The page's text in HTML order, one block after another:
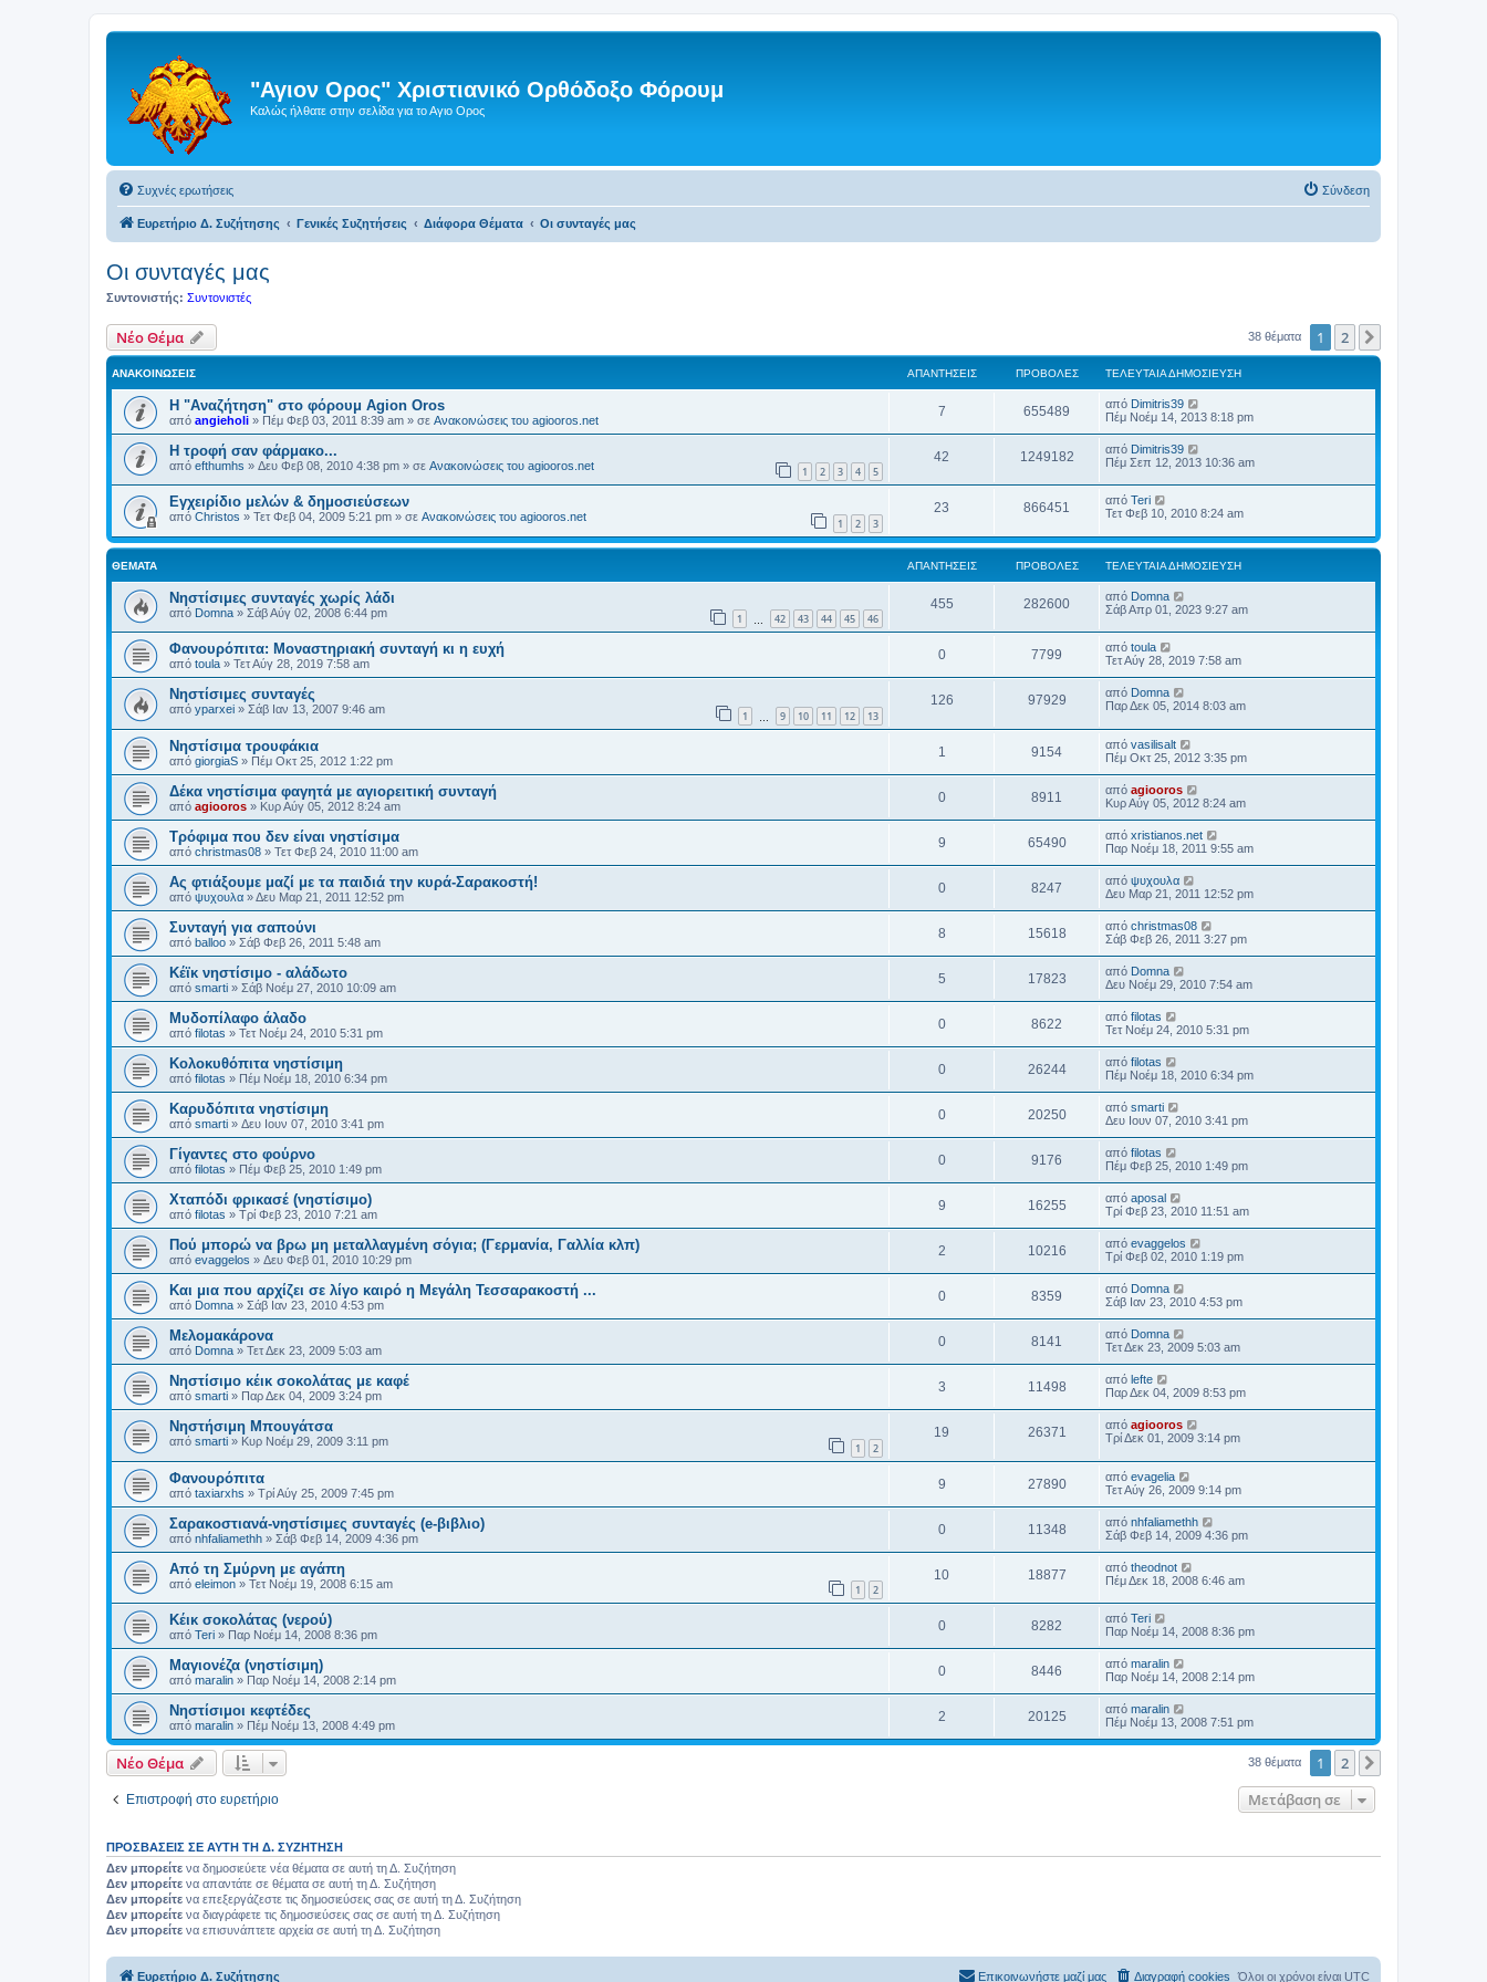
"Αγιον Ορος" Χριστιανικό Ορθόδοξο Φόρουμ
Καλώς ήλθατε στην σελίδα για το Αγιο Ορος
Συχνές ερωτήσεις Σύνδεση
Ευρετήριο Δ. Συζήτησης Γενικές Συζητήσεις Διάφορα Θέματα Οι συνταγές μας
Οι συνταγές μας
Συντονιστής: Συντονιστές
Νέο Θέμα 38 θέματα 1 2
ΑΝΑΚΟΙΝΏΣΕΙΣ ΑΠΑΝΤΉΣΕΙΣ ΠΡΟΒΟΛΈΣ ΤΕΛΕΥΤΑΊΑ ΔΗΜΟΣΊΕΥΣΗ
Η "Αναζήτηση" στο φόρουμ Agion Oros
από angieholi » Πέμ Φεβ 03, 2011 8:39 am » σε Ανακοινώσεις του agiooros.net
7 655489 από Dimitris39
Πέμ Νοέμ 14, 2013 8:18 pm
H τροφή σαν φάρμακο...
από efthumhs » Δευ Φεβ 08, 2010 4:38 pm » σε Ανακοινώσεις του agiooros.net 1 2 3 4 5
42 1249182 από Dimitris39
Πέμ Σεπ 12, 2013 10:36 am
Εγχειρίδιο μελών & δημοσιεύσεων
από Christos » Τετ Φεβ 04, 2009 5:21 pm » σε Ανακοινώσεις του agiooros.net 1 2 3
23 866451 από Teri
Τετ Φεβ 10, 2010 8:24 am
ΘΈΜΑΤΑ ΑΠΑΝΤΉΣΕΙΣ ΠΡΟΒΟΛΈΣ ΤΕΛΕΥΤΑΊΑ ΔΗΜΟΣΊΕΥΣΗ
Νηστίσιμες συνταγές χωρίς λάδι
από Domna » Σάβ Αύγ 02, 2008 6:44 pm 1 42 43 44 45 46
455 282600 από Domna
Σάβ Απρ 01, 2023 9:27 am
Φανουρόπιτα: Μοναστηριακή συνταγή κι η ευχή
από toula » Τετ Αύγ 28, 2019 7:58 am
0 7799 από toula
Τετ Αύγ 28, 2019 7:58 am
Νηστίσιμες συνταγές
από yparxei » Σάβ Ιαν 13, 2007 9:46 am 1 9 10 11 12 13
126 97929 από Domna
Παρ Δεκ 05, 2014 8:03 am
Νηστίσιμα τρουφάκια
από giorgiaS » Πέμ Οκτ 25, 2012 1:22 pm
1 9154 από vasilisalt
Πέμ Οκτ 25, 2012 3:35 pm
Δέκα νηστίσιμα φαγητά με αγιορειτική συνταγή
από agiooros » Κυρ Αύγ 05, 2012 8:24 am
0 8911 από agiooros
Κυρ Αύγ 05, 2012 8:24 am
Τρόφιμα που δεν είναι νηστίσιμα
από christmas08 » Τετ Φεβ 24, 2010 11:00 am
9 65490 από xristianos.net
Παρ Νοέμ 18, 2011 9:55 am
Ας φτιάξουμε μαζί με τα παιδιά την κυρά-Σαρακοστή!
από ψυχουλα »Δευ Μαρ 21, 2011 12:52 pm
0 8247 από ψυχουλα
Δευ Μαρ 21, 2011 12:52 pm
Συνταγή για σαπούνι
από balloo » Σάβ Φεβ 26, 2011 5:48 am
8 15618 από christmas08
Σάβ Φεβ 26, 2011 3:27 pm
Κέϊκ νηστίσιμο - αλάδωτο
από smarti » Σάβ Νοέμ 27, 2010 10:09 am
5 17823 από Domna
Δευ Νοέμ 29, 2010 7:54 am
Μυδοπίλαφο άλαδο
από filotas » Τετ Νοέμ 24, 2010 5:31 pm
0 8622 από filotas
Τετ Νοέμ 24, 2010 5:31 pm
Κολοκυθόπιτα νηστίσιμη
από filotas » Πέμ Νοέμ 18, 2010 6:34 pm
0 26244 από filotas
Πέμ Νοέμ 18, 2010 6:34 pm
Καρυδόπιτα νηστίσιμη
από smarti » Δευ Ιουν 07, 2010 3:41 pm
0 20250 από smarti
Δευ Ιουν 07, 2010 3:41 pm
Γίγαντες στο φούρνο
από filotas » Πέμ Φεβ 25, 2010 1:49 pm
0 9176 από filotas
Πέμ Φεβ 25, 2010 1:49 pm
Χταπόδι φρικασέ (νηστίσιμο)
από filotas » Τρί Φεβ 23, 2010 7:21 am
9 16255 από aposal
Τρί Φεβ 23, 2010 11:51 am
Πού μπορώ να βρω μη μεταλλαγμένη σόγια; (Γερμανία, Γαλλία κλπ)
από evaggelos » Δευ Φεβ 01, 2010 10:29 pm
2 10216 από evaggelos
Τρί Φεβ 02, 2010 1:19 pm
Και μια που αρχίζει σε λίγο καιρό η Μεγάλη Τεσσαρακοστή ...
από Domna » Σάβ Ιαν 23, 2010 4:53 pm
0 8359 από Domna
Σάβ Ιαν 23, 2010 4:53 pm
Μελομακάρονα
από Domna » Τετ Δεκ 23, 2009 5:03 am
0 8141 από Domna
Τετ Δεκ 23, 2009 5:03 am
Νηστίσιμο κέικ σοκολάτας με καφέ
από smarti » Παρ Δεκ 04, 2009 3:24 pm
3 11498 από lefte
Παρ Δεκ 04, 2009 8:53 pm
Νηστήσιμη Μπουγάτσα
από smarti » Κυρ Νοέμ 29, 2009 3:11 pm 1 2
19 26371 από agiooros
Τρί Δεκ 01, 2009 3:14 pm
Φανουρόπιτα
από taxiarxhs » Τρί Αύγ 25, 2009 7:45 pm
9 27890 από evagelia
Τετ Αύγ 26, 2009 9:14 pm
Σαρακοστιανά-νηστίσιμες συνταγές (e-βιβλιο)
από nhfaliamethh » Σάβ Φεβ 14, 2009 4:36 pm
0 11348 από nhfaliamethh
Σάβ Φεβ 14, 2009 4:36 pm
Από τη Σμύρνη με αγάπη
από eleimon » Τετ Νοέμ 19, 2008 6:15 am 1 2
10 18877 από theodnot
Πέμ Δεκ 18, 2008 6:46 am
Κέικ σοκολάτας (νερού)
από Teri » Παρ Νοέμ 14, 2008 8:36 pm
0 8282 από Teri
Παρ Νοέμ 14, 2008 8:36 pm
Μαγιονέζα (νηστίσιμη)
από maralin » Παρ Νοέμ 14, 2008 2:14 pm
0 8446 από maralin
Παρ Νοέμ 14, 2008 2:14 pm
Νηστίσιμοι κεφτέδες
από maralin » Πέμ Νοέμ 13, 2008 4:49 pm
2 20125 από maralin
Πέμ Νοέμ 13, 2008 7:51 pm
Νέο Θέμα 38 θέματα 1 2
Επιστροφή στο ευρετήριο Μετάβαση σε
ΠΡΟΣΒΆΣΕΙΣ ΣΕ ΑΥΤΉ ΤΗ Δ. ΣΥΖΉΤΗΣΗ
Δεν μπορείτε να δημοσιεύετε νέα θέματα σε αυτή τη Δ. Συζήτηση
Δεν μπορείτε να απαντάτε σε θέματα σε αυτή τη Δ. Συζήτηση
Δεν μπορείτε να επεξεργάζεστε τις δημοσιεύσεις σας σε αυτή τη Δ. Συζήτηση
Δεν μπορείτε να διαγράφετε τις δημοσιεύσεις σας σε αυτή τη Δ. Συζήτηση
Δεν μπορείτε να επισυνάπτετε αρχεία σε αυτή τη Δ. Συζήτηση
Ευρετήριο Δ. Συζήτησης Όλοι οι χρόνοι είναι UTC
Διαγραφή cookies
Επικοινωνήστε μαζί μας